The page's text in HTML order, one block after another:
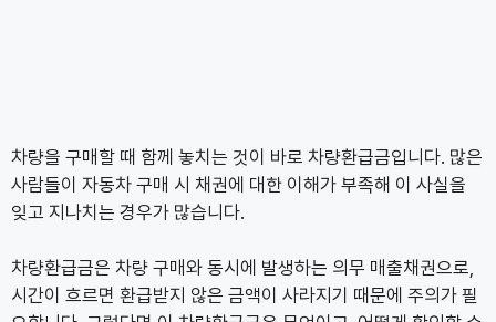
차량을 구매할 때 함께 놓치는 것이 바로 차량환급금입니다. 많은
사람들이 자동차 구매 시 채권에 대한 이해가 부족해 이 사실을
잊고 지나치는 경우가 많습니다.
차량환급금은 차량 구매와 동시에 발생하는 의무 매출채권으로,
시간이 흐르면 환급받지 않은 금액이 사라지기 때문에 주의가 필